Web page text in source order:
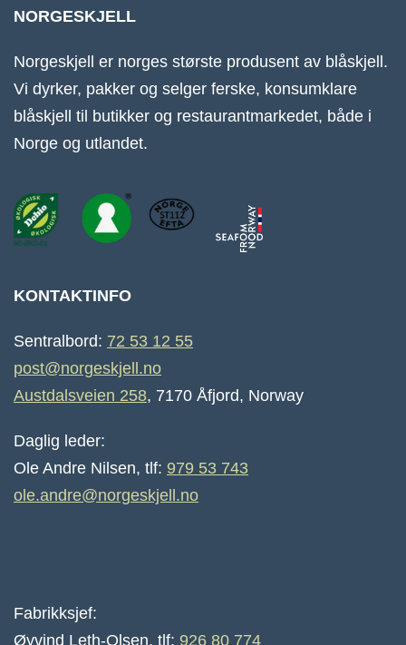
NORGESKJELL
Norgeskjell er norges største produsent av blåskjell.
Vi dyrker, pakker og selger ferske, konsumklare
blåskjell til butikker og restaurantmarkedet, både i
Norge og utlandet.
KONTAKTINFO
Sentralbord: 72 53 12 55
post@norgeskjell.no
Austdalsveien 258, 7170 Åfjord, Norway
Daglig leder:
Ole Andre Nilsen, tlf: 979 53 743
ole.andre@norgeskjell.no
Fabrikksjef:
Øyvind Leth-Olsen, tlf: 926 80 774